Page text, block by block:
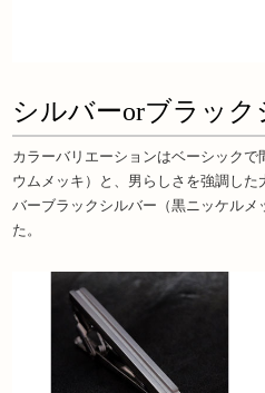
シルバーorブラック
カラーバリエーションはベーシック
ウムメッキ）と、男らしさを強調し
バーブラックシルバー（黒ニッケルメ
た。